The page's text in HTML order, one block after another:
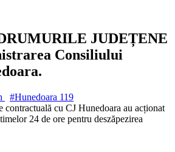
JUDEȚENE
Consiliului
#Hunedoara 119
cu CJ Hunedoara au acționat
24 de ore pentru deszăpezirea